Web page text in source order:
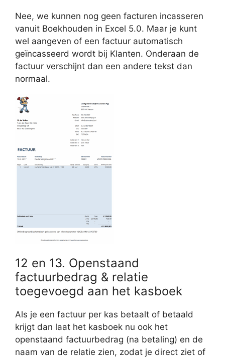
Nee, we kunnen nog geen facturen incasseren
vanuit Boekhouden in Excel 5.0. Maar je kunt
wel aangeven of een factuur automatisch
geïncasseerd wordt bij Klanten. Onderaan de
factuur verschijnt dan een andere tekst dan
normaal.
12 en 13. Openstaand
factuurbedrag & relatie
toegevoegd aan het kasboek
Als je een factuur per kas betaalt of betaald
krijgt dan laat het kasboek nu ook het
openstaand factuurbedrag (na betaling) en de
naam van de relatie zien, zodat je direct ziet of